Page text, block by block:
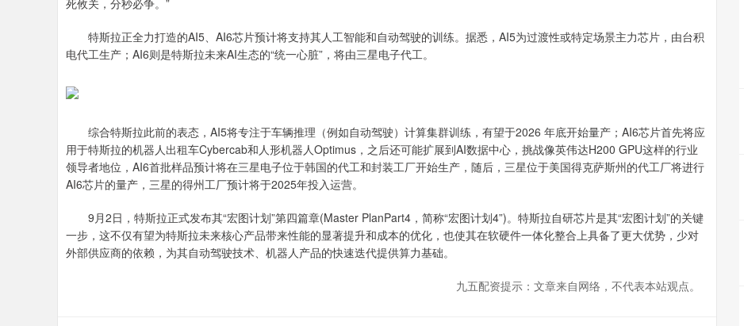
死攸关，分秒必争。”
特斯拉正全力打造的AI5、AI6芯片预计将支持其人工智能和自动驾驶的训练。据悉，AI5为过渡性或特定场景主力芯片，由台积
电代工生产；AI6则是特斯拉未来AI生态的“统一心脏”，将由三星电子代工。
综合特斯拉此前的表态，AI5将专注于车辆推理（例如自动驾驶）计算集群训练，有望于2026 年底开始量产；AI6芯片首先将应
用于特斯拉的机器人出租车Cybercab和人形机器人Optimus，之后还可能扩展到AI数据中心，挑战像英伟达H200 GPU这样的行业
领导者地位，AI6首批样品预计将在三星电子位于韩国的代工和封装工厂开始生产，随后，三星位于美国得克萨斯州的代工厂将进行
AI6芯片的量产，三星的得州工厂预计将于2025年投入运营。
9月2日，特斯拉正式发布其“宏图计划”第四篇章(Master PlanPart4，简称“宏图计划4”)。特斯拉自研芯片是其“宏图计划”的关键
一步，这不仅有望为特斯拉未来核心产品带来性能的显著提升和成本的优化，也使其在软硬件一体化整合上具备了更大优势，少对
外部供应商的依赖，为其自动驾驶技术、机器人产品的快速迭代提供算力基础。
九五配资提示：文章来自网络，不代表本站观点。